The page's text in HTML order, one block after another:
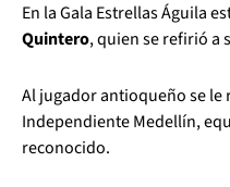
En la Gala Estrellas Águila
Quintero, quien se refirió a
Al jugador antioqueño se le
Independiente Medellín,
reconocido.